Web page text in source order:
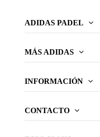
ADIDAS PADEL
MÁS ADIDAS
INFORMACIÓN
CONTACTO